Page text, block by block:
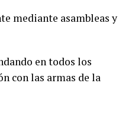
mediante asambleas y
en todos los
con las armas de la